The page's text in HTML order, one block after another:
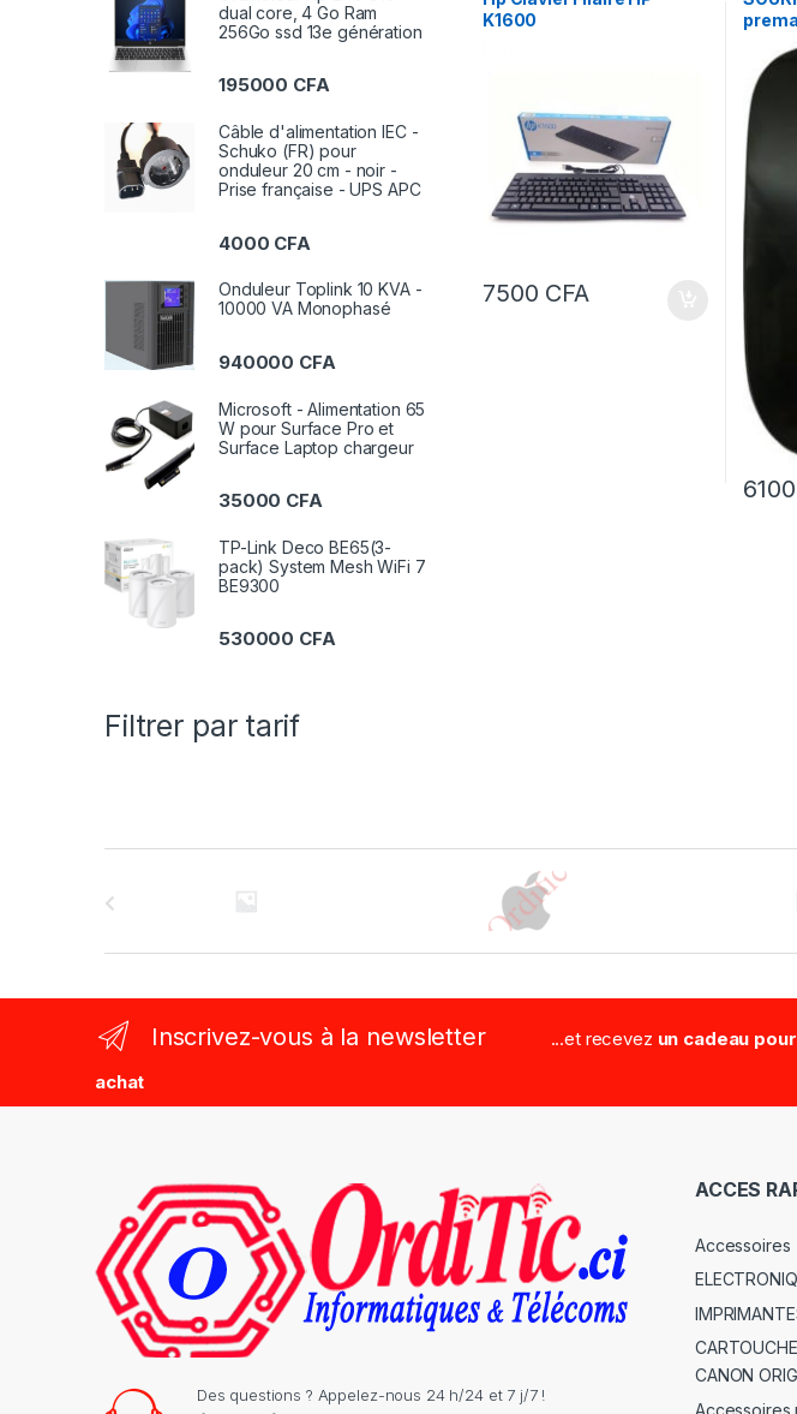
K1600
7500 CFA
6100
dual core, 4 Go Ram
256Go ssd 13e génération
195000 CFA
Câble d'alimentation IEC -
Schuko (FR) pour
onduleur 20 cm - noir -
Prise française - UPS APC
4000 CFA
Onduleur Toplink 10 KVA -
10000 VA Monophasé
940000 CFA
Microsoft - Alimentation 65
W pour Surface Pro et
Surface Laptop chargeur
35000 CFA
TP-Link Deco BE65(3-
pack) System Mesh WiFi 7
BE9300
530000 CFA
Filtrer par tarif
s
Inscrivez-vous à la newsletter ...et recevez un cadeau
achat
Des questions ? Appelez-nous 24 h/24 et 7 j/7 !
ACCES
Accessoires
CANON
Accessoires